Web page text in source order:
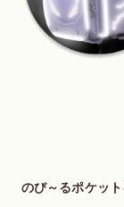
のび～るポケッ